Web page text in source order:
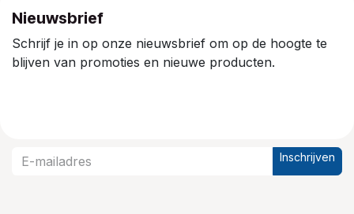
Nieuwsbrief
Schrijf je in op onze nieuwsbrief om op de hoogte te
blijven van promoties en nieuwe producten.
Inschrijven